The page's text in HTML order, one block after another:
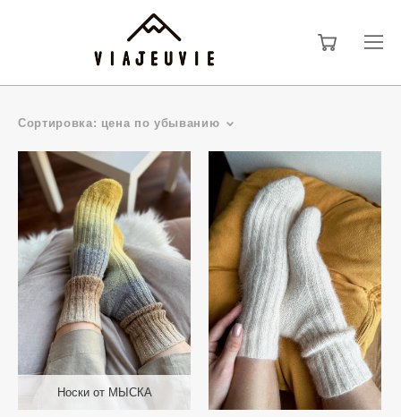
Сортировка: цена по убыванию
Носки от МЫСКА